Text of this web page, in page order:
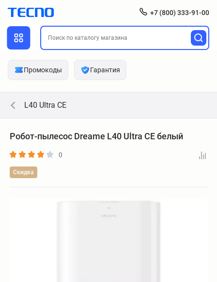
+7 (800) 333-91-00
Промокоды Гарантия
L40 Ultra CE
Робот-пылесос Dreame L40 Ultra CE белый
0
Скидка